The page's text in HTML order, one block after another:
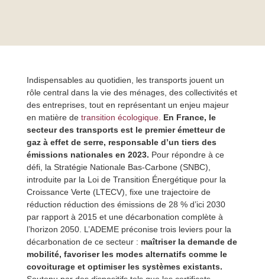
Indispensables au quotidien, les transports jouent un
rôle central dans la vie des ménages, des collectivités et
des entreprises, tout en représentant un enjeu majeur
en matière detransition écologique. En France, le
secteur des transports est le premier émetteur de
gaz à effet de serre, responsable d’un tiers des
émissions nationales en 2023. Pour répondre à ce
défi, la Stratégie Nationale Bas-Carbone (SNBC),
introduite par la Loi de Transition Énergétique pour la
Croissance Verte (LTECV), fixe une trajectoire de
réduction réduction des émissions de 28 % d’ici 2030
par rapport à 2015 et une décarbonation complète à
l’horizon 2050. L’ADEME préconise trois leviers pour la
décarbonation de ce secteur : maîtriser la demande de
mobilité, favoriser les modes alternatifs comme le
covoiturage et optimiser les systèmes existants.